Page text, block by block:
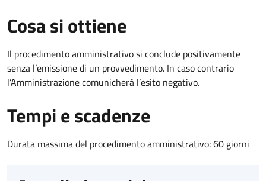
Cosa si ottiene
Il procedimento amministrativo si conclude positivamente
senza l’emissione di un provvedimento. In caso contrario
l’Amministrazione comunicherà l’esito negativo.
Tempi e scadenze
Durata massima del procedimento amministrativo: 60 giorni